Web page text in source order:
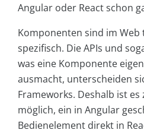
Angular oder React schon
Komponenten sind im
spezifisch. Die APIs und
was eine Komponente
ausmacht, unterscheiden
Frameworks. Deshalb ist
möglich, ein in Angular
Bedienelement direkt in